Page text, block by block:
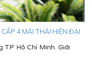
4 MÁI THÁI HIỆN ĐẠI
Hồ Chí Minh. Giới